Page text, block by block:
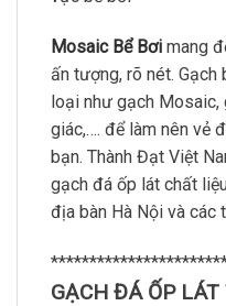
Mosaic Bể Bơi mang
ấn tượng, rõ nét.
loại như gạch Mosaic,
giác,…. để làm nên vẻ
bạn. Thành Đạt Việt
gạch đá ốp lát chất
địa bàn Hà Nội và các
GẠCH ĐÁ ỐP